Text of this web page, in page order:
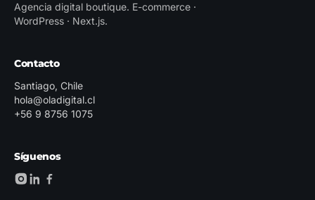
Agencia digital boutique. E-commerce ·
WordPress · Next.js.
Contacto
Santiago, Chile
hola@oladigital.cl
+56 9 8756 1075
Síguenos